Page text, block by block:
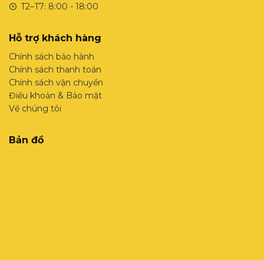
T2–T7: 8:00 - 18:00
Hỗ trợ khách hàng
Chính sách bảo hành
Chính sách thanh toán
Chính sách vận chuyển
Điều khoản & Bảo mật
Về chúng tôi
Bản đồ